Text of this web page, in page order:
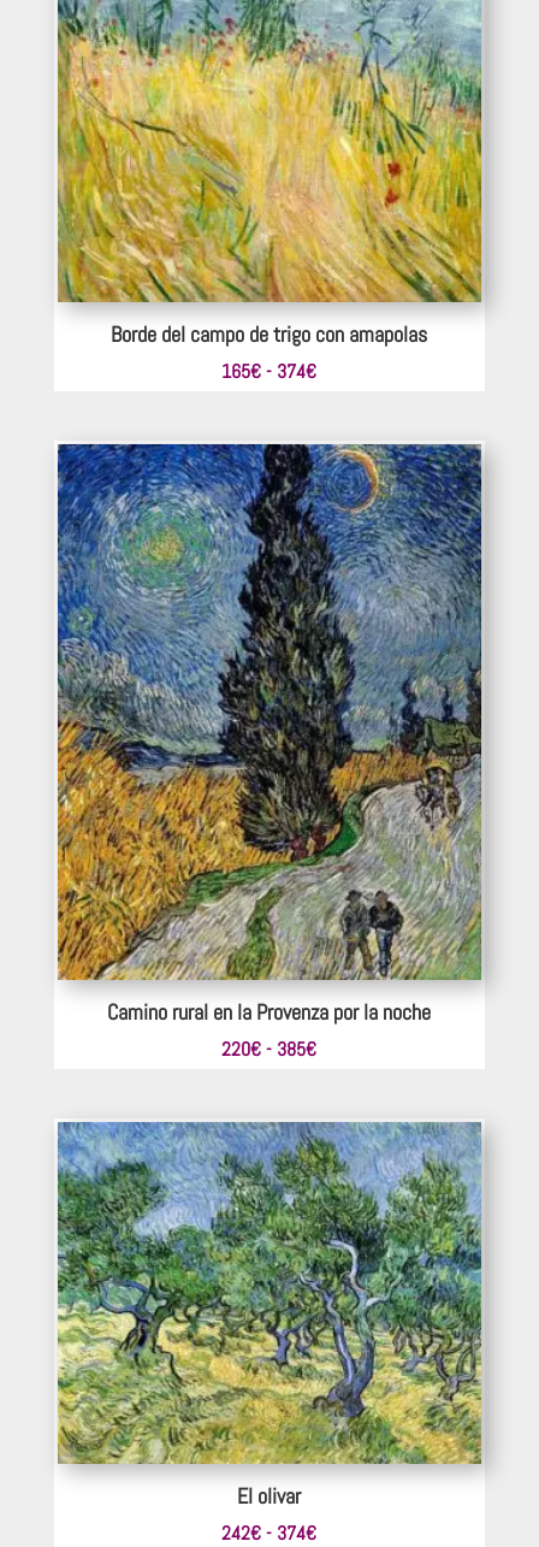
Borde del campo de trigo con amapolas
165€ - 374€Rango
desde
165€
hasta
374€
Camino rural en la Provenza por la noche
220€ - 385€Rango
desde
220€
hasta
385€
El olivar
242€ - 374€Rango